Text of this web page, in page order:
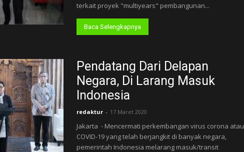
terkait proyek "multiyears" pembangunan...
Baca Selengkapnya
Pendatang Dari Delapan
Negara, Di Larang Masuk
Indonesia
redaktur - 17 Maret 2020
Jakarta - Mencermati perkembangan virus corona atau
COVID-19 yang telah berjangkit di banyak negara,
pemerintah Indonesia melarang masuk/transit